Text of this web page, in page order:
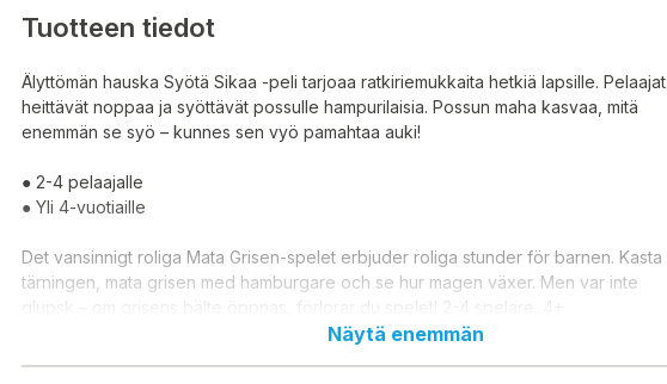
Tuotteen tiedot
Älyttömän hauska Syötä Sikaa -peli tarjoaa ratkiriemukkaita hetkiä lapsille. Pelaajat
heittävät noppaa ja syöttävät possulle hampurilaisia. Possun maha kasvaa, mitä
enemmän se syö – kunnes sen vyö pamahtaa auki!
● 2-4 pelaajalle
● Yli 4-vuotiaille
Det vansinnigt roliga Mata Grisen-spelet erbjuder roliga stunder för barnen. Kasta
tärningen, mata grisen med hamburgare och se hur magen växer. Men var inte
glupsk – om grisens bälte öppnas, förlorar du spelet! 2-4 spelare. 4+.
Näytä enemmän